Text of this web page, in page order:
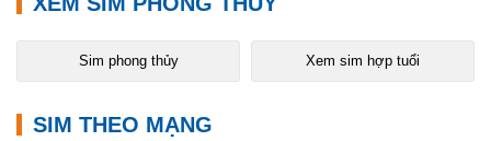
Sim phong thủy Xem sim hợp tuổi
SIM THEO MẠNG